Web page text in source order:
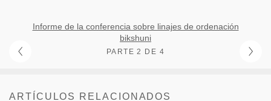
Informe de la conferencia sobre linajes de ordenación
bikshuni
PARTE 2 DE 4
ARTÍCULOS RELACIONADOS